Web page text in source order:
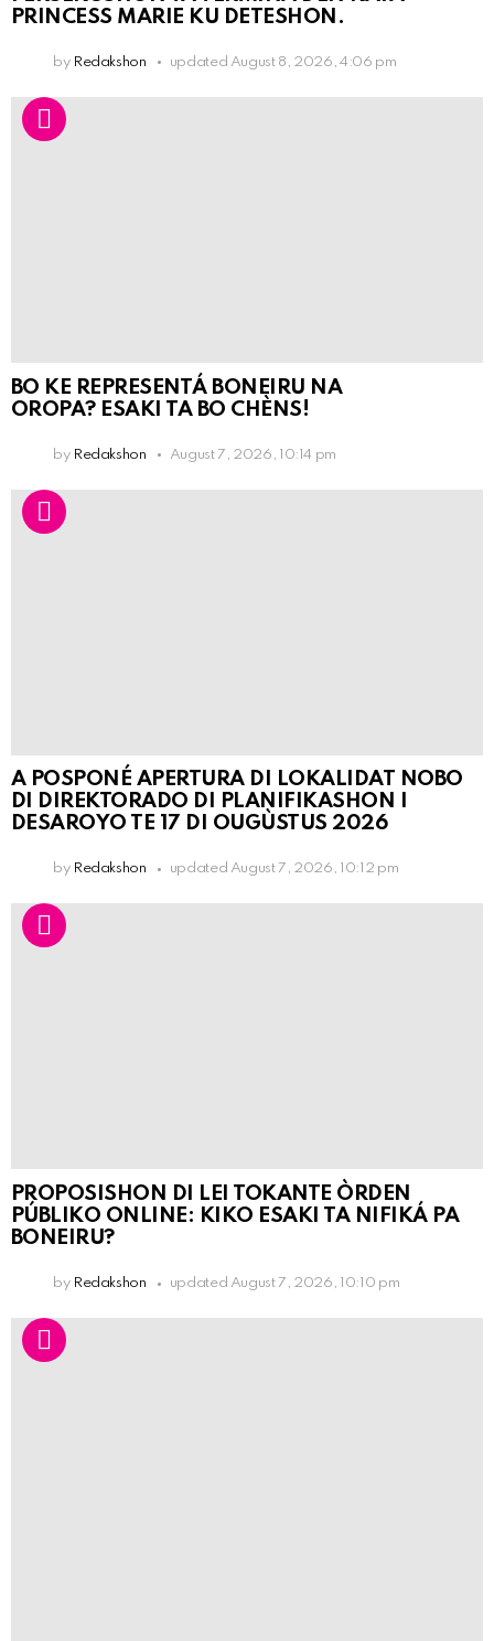
PRINCESS MARIE KU DETESHON.
by Redakshon updated August 8, 2026, 4:06 pm
BO KE REPRESENTÁ BONEIRU NA
OROPA? ESAKI TA BO CHÈNS!
by Redakshon August 7, 2026, 10:14 pm
A POSPONÉ APERTURA DI LOKALIDAT NOBO
DI DIREKTORADO DI PLANIFIKASHON I
DESAROYO TE 17 DI OUGÙSTUS 2026
by Redakshon updated August 7, 2026, 10:12 pm
PROPOSISHON DI LEI TOKANTE ÒRDEN
PÚBLIKO ONLINE: KIKO ESAKI TA NIFIKÁ PA
BONEIRU?
by Redakshon updated August 7, 2026, 10:10 pm